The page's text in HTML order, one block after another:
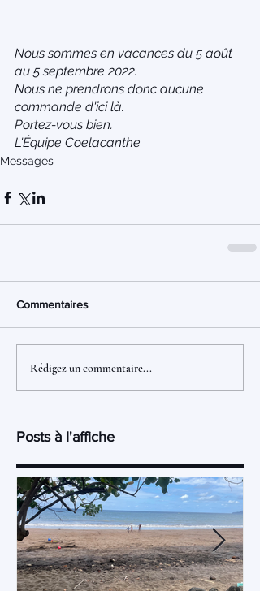
Nous sommes en vacances du 5 août
au 5 septembre 2022.
Nous ne prendrons donc aucune
commande d'ici là.
Portez-vous bien.
L'Équipe Coelacanthe
Messages
Commentaires
Rédigez un commentaire...
Posts à l'affiche